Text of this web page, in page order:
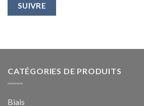
SUIVRE
CATÉGORIES DE PRODUITS
Biais